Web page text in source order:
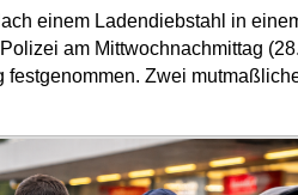
einem Ladendiebstahl in
am Mittwochnachmittag
festgenommen. Zwei